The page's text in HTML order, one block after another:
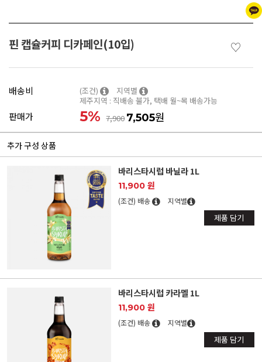
핀 캡슐커피 디카페인(10입) ♡
배송비 (조건)
지역별
제주지역 : 직배송 불가, 택배 월~목 배송가능
판매가 5% 7,9007,505원
추가 구성 상품
바리스타시럽 바닐라 1L
11,900 원
(조건) 배송 지역별
제품 담기
바리스타시럽 카라멜 1L
11,900 원
(조건) 배송 지역별
제품 담기